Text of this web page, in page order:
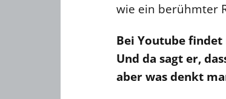
wie ein berühmter
Bei Youtube
Und da sagt er,
aber was denkt